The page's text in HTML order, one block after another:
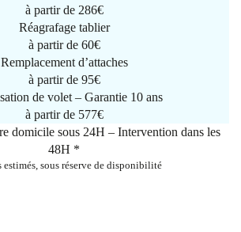
à partir de 286€
Réagrafage tablier
à partir de 60€
Remplacement d’attaches
à partir de 95€
de volet – Garantie 10 ans
à partir de 577€
domicile sous 24H – Intervention dans les
48H *
sous réserve de disponibilité